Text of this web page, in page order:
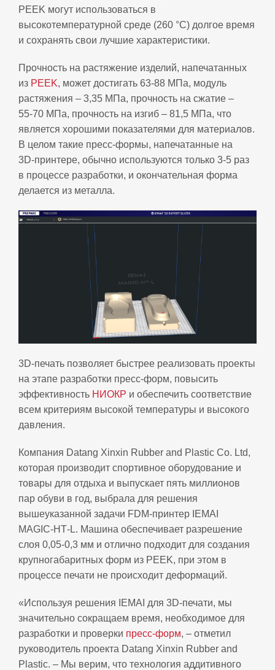
PEEK могут использоваться в
высокотемпературной среде (260 °C) долгое время
и сохранять свои лучшие характеристики.
Прочность на растяжение изделий, напечатанных
из PEEK, может достигать 63‑88 МПа, модуль
растяжения – 3,35 МПа, прочность на сжатие –
55‑70 МПа, прочность на изгиб – 81,5 МПа, что
является хорошими показателями для материалов.
В целом такие пресс‑формы, напечатанные на
3D‑принтере, обычно используются только 3‑5 раз
в процессе разработки, и окончательная форма
делается из металла.
3D-печать позволяет быстрее реализовать проекты
на этапе разработки пресс‑форм, повысить
эффективность НИОКР и обеспечить соответствие
всем критериям высокой температуры и высокого
давления.
Компания Datang Xinxin Rubber and Plastic Co. Ltd,
которая производит спортивное оборудование и
товары для отдыха и выпускает пять миллионов
пар обуви в год, выбрала для решения
вышеуказанной задачи FDM‑принтер IEMAI
MAGIC‑HT‑L. Машина обеспечивает разрешение
слоя 0,05‑0,3 мм и отлично подходит для создания
крупногабаритных форм из PEEK, при этом в
процессе печати не происходит деформаций.
«Используя решения IEMAI для 3D‑печати, мы
значительно сокращаем время, необходимое для
разработки и проверки пресс‑форм, – отметил
руководитель проекта Datang Xinxin Rubber and
Plastic. – Мы верим, что технология аддитивного